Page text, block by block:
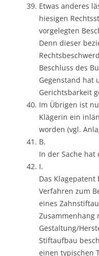
Etwas anderes
hiesigen
vorgelegten
Denn dieser
Beschluss des
Gegenstand hat
Gerichtsbarkeit
Im Übrigen ist
Klägerin ein
worden (vgl.
B.
In der Sache hat
I.
Das
Verfahren zum
eines
Zusammenhang
Gestaltung/
Stiftaufbau
einen typischen